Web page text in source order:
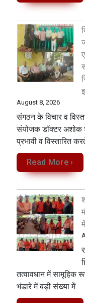
August 8, 2026
संगठन के विचार व
संयोजक डॉक्टर अशोक
प्रभावी व विस्तारित
Read More ›
तत्वावधान में सामूहिक
भंडारे में बड़ी संख्या में